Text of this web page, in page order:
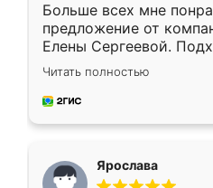
Больше всех мне
предложение от
Елены Сергеевой.
короткие сроки
для замера сотрудник
предложил по моему
Читать полностью
Ярослава